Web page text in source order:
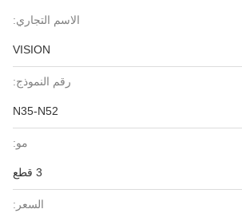
الاسم التجاري:
VISION
رقم النموذج:
N35-N52
مو:
السعر: